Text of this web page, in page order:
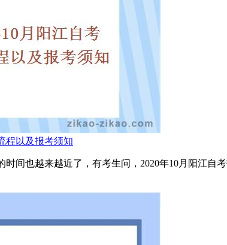
程以及报考须知
时间也越来越近了，有考生问，2020年10月阳江自